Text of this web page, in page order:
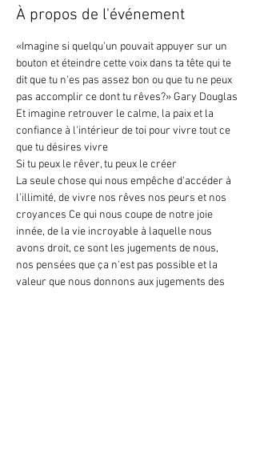
À propos de l'événement
«Imagine si quelqu'un pouvait appuyer sur un
bouton et éteindre cette voix dans ta tête qui te
dit que tu n'es pas assez bon ou que tu ne peux
pas accomplir ce dont tu rêves?» Gary Douglas
Et imagine retrouver le calme, la paix et la
confiance à l'intérieur de toi pour vivre tout ce
que tu désires vivre
Si tu peux le rêver, tu peux le créer
La seule chose qui nous empêche d'accéder à
l'illimité, de vivre nos rêves nos peurs et nos
croyances Ce qui nous coupe de notre joie
innée, de la vie incroyable à laquelle nous
avons droit, ce sont les jugements de nous,
nos pensées que ça n'est pas possible et la
valeur que nous donnons aux jugements des